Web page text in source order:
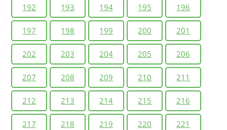
192 193 194 195 196
197 198 199 200 201
202 203 204 205 206
207 208 209 210 211
212 213 214 215 216
217 218 219 220 221